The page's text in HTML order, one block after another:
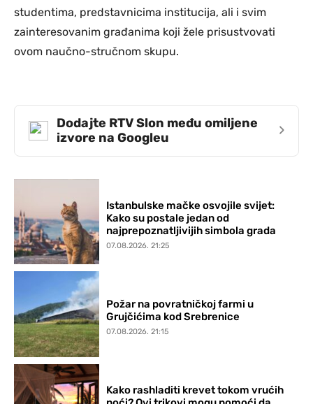
studentima, predstavnicima institucija, ali i svim
zainteresovanim građanima koji žele prisustvovati
ovom naučno-stručnom skupu.
Dodajte RTV Slon među omiljene
izvore na Googleu
›
Istanbulske mačke osvojile svijet:
Kako su postale jedan od
najprepoznatljivijih simbola grada
07.08.2026. 21:25
Požar na povratničkoj farmi u
Grujčićima kod Srebrenice
07.08.2026. 21:15
Kako rashladiti krevet tokom vrućih